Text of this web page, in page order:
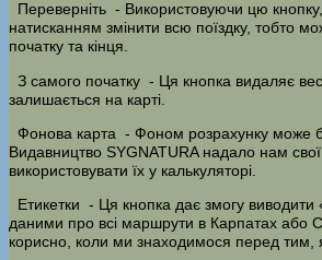
Переверніть - Використовуючи цю
натисканням змінити всю поїздку, тобто
початку та кінця.
З самого початку - Ця кнопка видаляє
залишається на карті.
Фонова карта - Фоном розрахунку може
Видавництво SYGNATURA надало нам
використовувати їх у калькуляторі.
Етикетки - Ця кнопка дає змогу виводити
даними про всі маршрути в Карпатах або
корисно, коли ми знаходимося перед тим,